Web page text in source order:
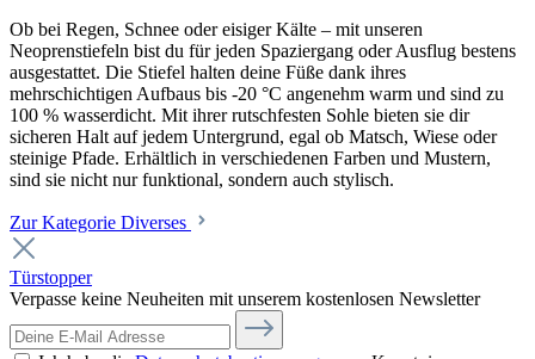
Ob bei Regen, Schnee oder eisiger Kälte – mit unseren
Neoprenstiefeln bist du für jeden Spaziergang oder Ausflug bestens
ausgestattet. Die Stiefel halten deine Füße dank ihres
mehrschichtigen Aufbaus bis -20 °C angenehm warm und sind zu
100 % wasserdicht. Mit ihrer rutschfesten Sohle bieten sie dir
sicheren Halt auf jedem Untergrund, egal ob Matsch, Wiese oder
steinige Pfade. Erhältlich in verschiedenen Farben und Mustern,
sind sie nicht nur funktional, sondern auch stylisch.
Zur Kategorie Diverses
Türstopper
Verpasse keine Neuheiten mit unserem kostenlosen Newsletter